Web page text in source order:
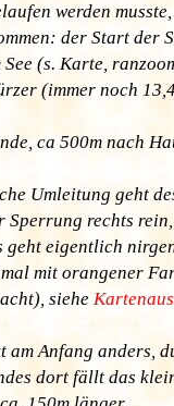
werden
der Start der
(s. Karte,
(immer noch
ca 500m nach
Umleitung geht
Sperrung rechts
geht eigentlich
mit orangener
siehe
am Anfang anders,
dort fällt das